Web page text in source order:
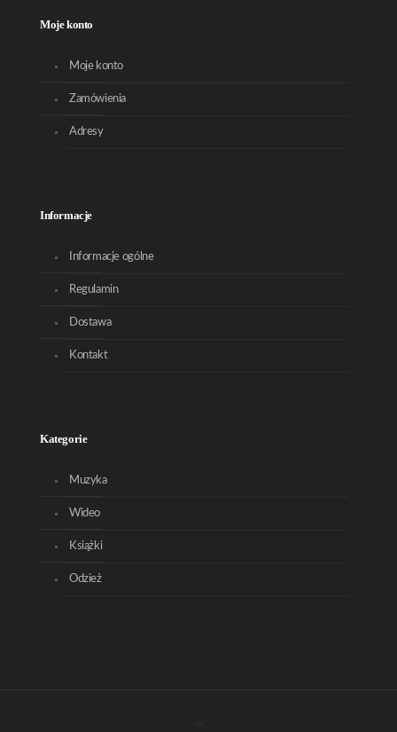
Moje konto
Moje konto
Zamówienia
Adresy
Informacje
Informacje ogólne
Regulamin
Dostawa
Kontakt
Kategorie
Muzyka
Wideo
Książki
Odzież